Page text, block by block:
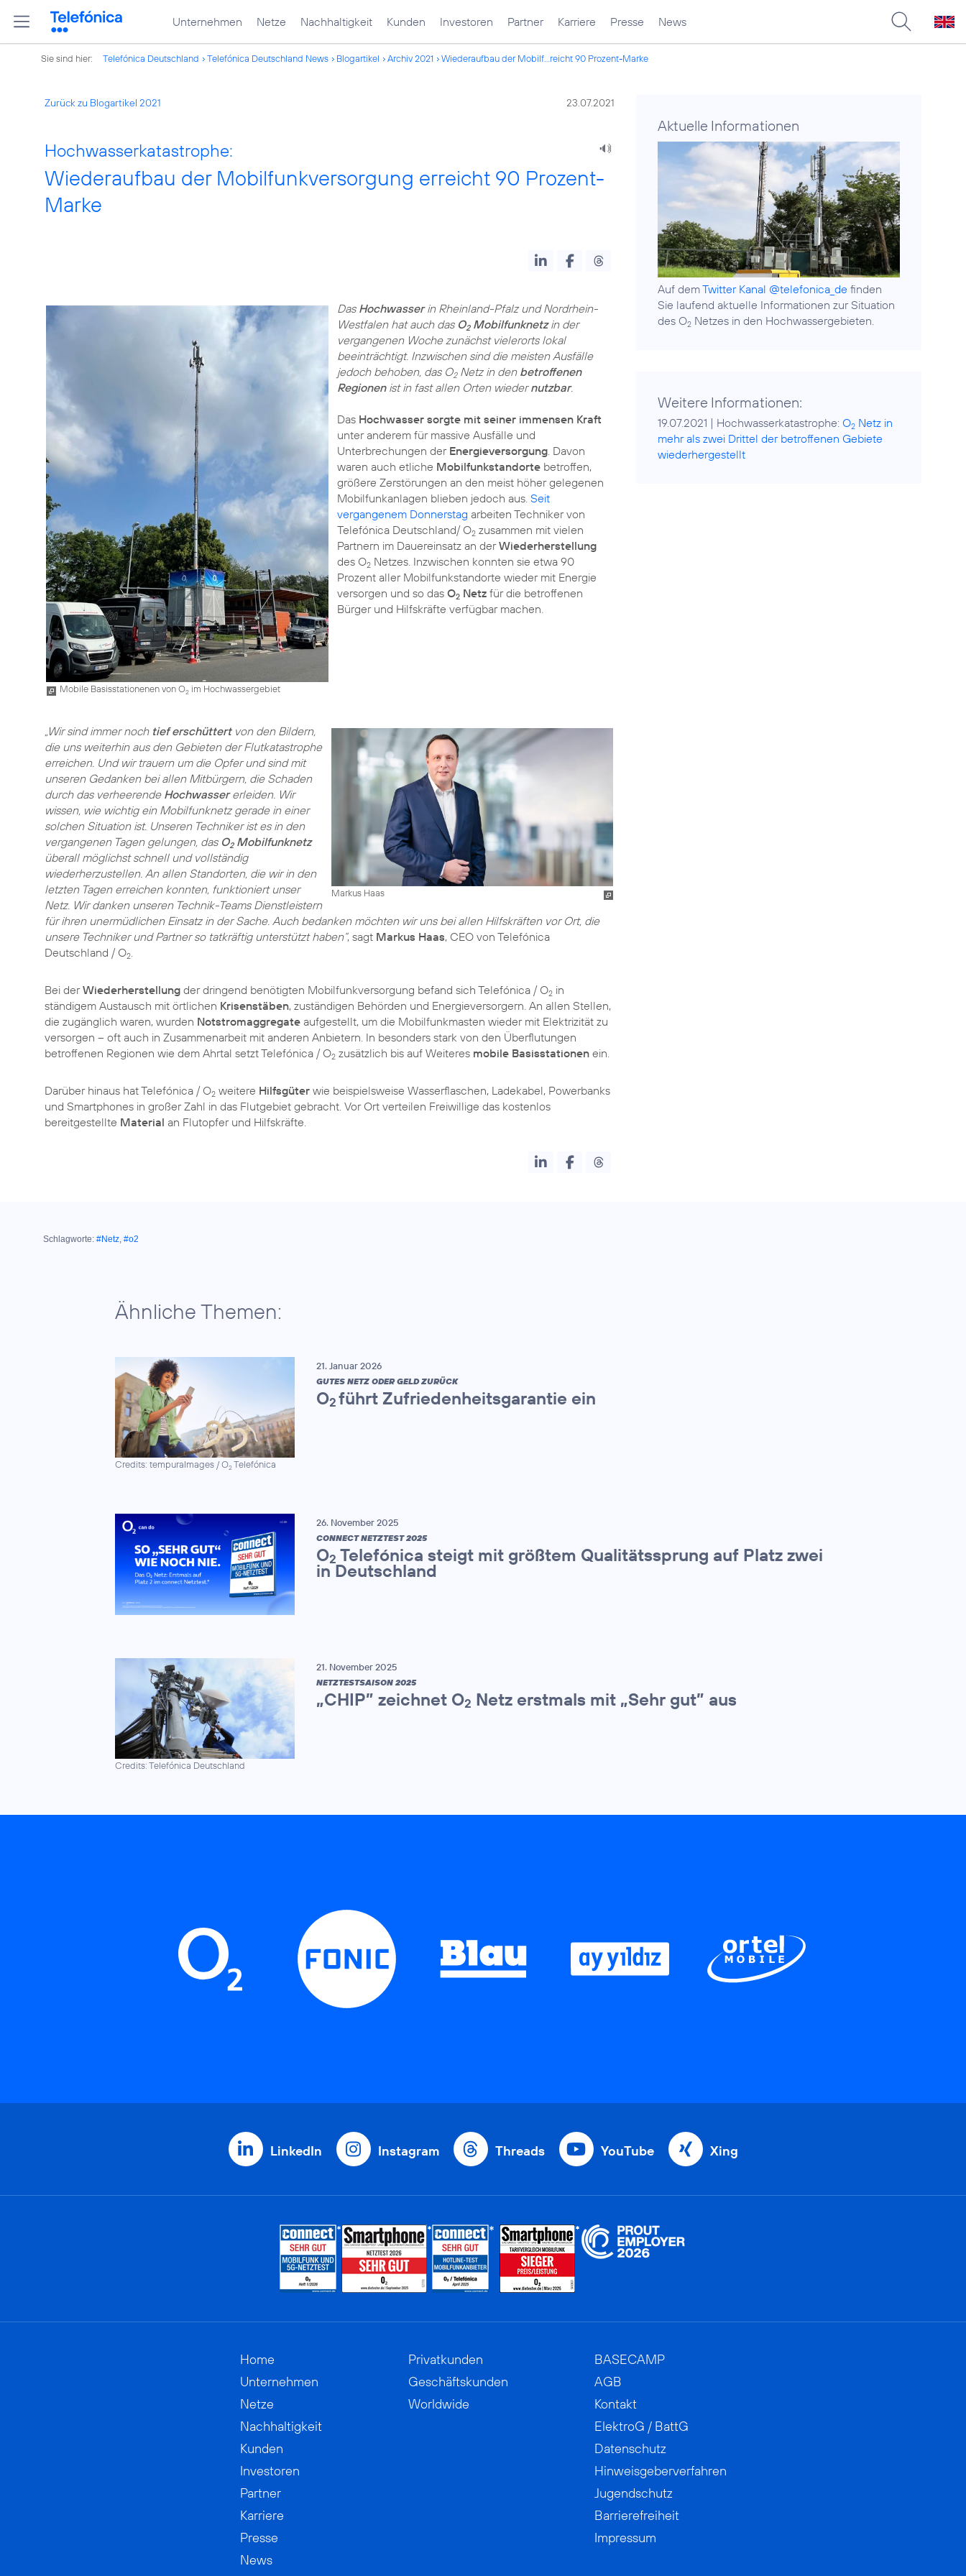
Unternehmen Netze Nachhaltigkeit Kunden Investoren Partner Karriere Presse News
Sie sind hier: Telefónica Deutschland Telefónica Deutschland News Blogartikel Archiv 2021 Wiederaufbau der Mobilf...reicht 90 Prozent-Marke
Zurück zu Blogartikel 2021 23.07.2021
Hochwasserkatastrophe:
Wiederaufbau der Mobilfunkversorgung erreicht 90 Prozent-
Marke
Mobile Basisstationenen von O2 im Hochwassergebiet
Das Hochwasserin Rheinland-Pfalz und Nordrhein-
Westfalen hat auch das O2Mobilfunknetzin der
vergangenen Woche zunächst vielerorts lokal
beeinträchtigt. Inzwischen sind die meisten Ausfälle
jedoch behoben, das O2Netz in den betroffenen
Regionenist in fast allen Orten wiedernutzbar.
Das Hochwasser sorgte mit seiner immensen Kraft
unter anderem für massive Ausfälle und
Unterbrechungen der Energieversorgung. Davon
waren auch etliche Mobilfunkstandortebetroffen,
größere Zerstörungen an den meist höher gelegenen
Mobilfunkanlagen blieben jedoch aus. Seit
vergangenem Donnerstag arbeiten Techniker von
Telefónica Deutschland/ O2zusammen mit vielen
Partnern im Dauereinsatz an derWiederherstellung
des O2Netzes. Inzwischen konnten sie etwa 90
Prozent aller Mobilfunkstandorte wieder mit Energie
versorgen und so das O2Netzfür die betroffenen
Bürger und Hilfskräfte verfügbar machen.
Markus Haas
„Wir sind immer noch tief erschüttertvon den Bildern,
die uns weiterhin aus den Gebieten der Flutkatastrophe
erreichen. Und wir trauern um die Opfer und sind mit
unseren Gedanken bei allen Mitbürgern, die Schaden
durch das verheerende Hochwassererleiden. Wir
wissen, wie wichtig ein Mobilfunknetz gerade in einer
solchen Situation ist. Unseren Techniker ist es in den
vergangenen Tagen gelungen, das O2Mobilfunknetz
überall möglichst schnell und vollständig
wiederherzustellen. An allen Standorten, die wir in den
letzten Tagen erreichen konnten, funktioniert unser
Netz. Wir danken unseren Technik-Teams Dienstleistern
für ihren unermüdlichen Einsatz in der Sache. Auch bedanken möchten wir uns bei allen Hilfskräften vor Ort, die
unsere Techniker und Partner so tatkräftig unterstützt haben“, sagt Markus Haas, CEO von Telefónica
Deutschland / O2
Bei derWiederherstellung der dringend benötigten Mobilfunkversorgung befand sich Telefónica / O2 in
ständigem Austausch mit örtlichen Krisenstäben, zuständigen Behörden und Energieversorgern. An allen Stellen,
die zugänglich waren, wurden Notstromaggregate aufgestellt, um die Mobilfunkmasten wieder mit Elektrizität zu
versorgen – oft auch in Zusammenarbeit mit anderen Anbietern. In besonders stark von den Überflutungen
betroffenen Regionen wie dem Ahrtal setzt Telefónica / O2 zusätzlich bis auf Weiteres mobile Basisstationen ein.
Darüber hinaus hat Telefónica / O2 weitere Hilfsgüter wie beispielsweise Wasserflaschen, Ladekabel, Powerbanks
und Smartphones in großer Zahl in das Flutgebiet gebracht. Vor Ort verteilen Freiwillige das kostenlos
bereitgestellte Material an Flutopfer und Hilfskräfte.
Aktuelle Informationen
Auf demTwitter Kanal @telefonica_de finden
Sie laufend aktuelle Informationen zur Situation
des O2 Netzes in den Hochwassergebieten.
Weitere Informationen:
19.07.2021 | Hochwasserkatastrophe:O2 Netz in
mehr als zwei Drittel der betroffenen Gebiete
wiederhergestellt
Schlagworte: #Netz #o2
Ähnliche Themen:
Credits: tempuraImages / O2Telefónica
21. Januar 2026
GUTES NETZ ODER GELD ZURÜCK
O2führt Zufriedenheitsgarantie ein
26. November 2025
CONNECT NETZTEST 2025
O2 Telefónica steigt mit größtem Qualitätssprung auf Platz zwei
in Deutschland
Credits: Telefónica Deutschland
21. November 2025
NETZTESTSAISON 2025
„CHIP” zeichnet O2 Netz erstmals mit „Sehr gut” aus
LinkedIn Instagram Threads YouTube Xing
Home
Unternehmen
Netze
Nachhaltigkeit
Kunden
Investoren
Partner
Karriere
Presse
News
Privatkunden
Geschäftskunden
Worldwide
BASECAMP
AGB
Kontakt
ElektroG / BattG
Datenschutz
Hinweisgeberverfahren
Jugendschutz
Barrierefreiheit
Impressum